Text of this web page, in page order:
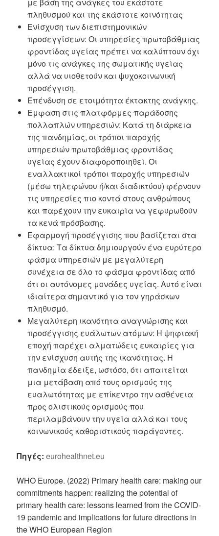
με βάση της ανάγκες του εκάστοτε
πληθυσμού και της εκάστοτε κοινότητας
Ενίσχυση των διεπιστημονικών
προσεγγίσεων: Οι υπηρεσίες πρωτοβάθμιας
φροντίδας υγείας πρέπει να καλύπτουν όχι
μόνο τις ανάγκες της σωματικής υγείας
αλλά να υιοθετούν και ψυχοκοινωνική
προσέγγιση.
Επένδυση σε ετοιμότητα έκτακτης ανάγκης.
Έμφαση στις πλατφόρμες παράδοσης
πολλαπλών υπηρεσιών: Κατά τη διάρκεια
της πανδημίας, οι τρόποι παροχής
υπηρεσιών πρωτοβάθμιας φροντίδας
υγείας έχουν διαφοροποιηθεί. Οι
εναλλακτικοί τρόποι παροχής υπηρεσιών
(μέσω τηλεφώνου ή/και διαδικτύου) φέρνουν
τις υπηρεσίες πιο κοντά στους ανθρώπους
και παρέχουν την ευκαιρία να γεφυρωθούν
τα κενά πρόσβασης.
Εφαρμογή προσέγγισης που βασίζεται στα
δίκτυα: Τα δίκτυα δημιουργούν ένα ευρύτερο
φάσμα υπηρεσιών με μεγαλύτερη
συνέχεια σε όλο το φάσμα φροντίδας από
ότι οι αυτόνομες μονάδες υγείας. Αυτό είναι
ιδιαίτερα σημαντικό για τον γηράσκων
πληθυσμό.
Μεγαλύτερη ικανότητα αναγνώρισης και
προσέγγισης ευάλωτων ατόμων: Η ψηφιακή
εποχή παρέχει αλματώδεις ευκαιρίες για
την ενίσχυση αυτής της ικανότητας. Η
πανδημία έδειξε, ωστόσο, ότι απαιτείται
μια μετάβαση από τους ορισμούς της
ευαλωτότητας με επίκεντρο την ασθένεια
προς ολιστικούς ορισμούς που
περιλαμβάνουν την υγεία αλλά και τους
κοινωνικούς καθοριστικούς παράγοντες.
Πηγές: eurohealthnet.eu
WHO Europe. (2022) Primary health care: making our
commitments happen: realizing the potential of
primary health care: lessons learned from the COVID-
19 pandemic and implications for future directions in
the WHO European Region